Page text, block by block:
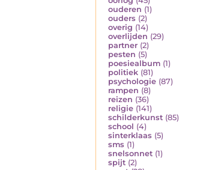
ouderen (1)
ouders (2)
overig (14)
overlijden (29)
partner (2)
pesten (5)
poesiealbum (1)
politiek (81)
psychologie (87)
rampen (8)
reizen (36)
religie (141)
schilderkunst (85)
school (4)
sinterklaas (5)
sms (1)
snelsonnet (1)
spijt (2)